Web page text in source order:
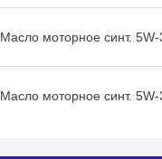
Масло моторное синт.
Масло моторное синт.